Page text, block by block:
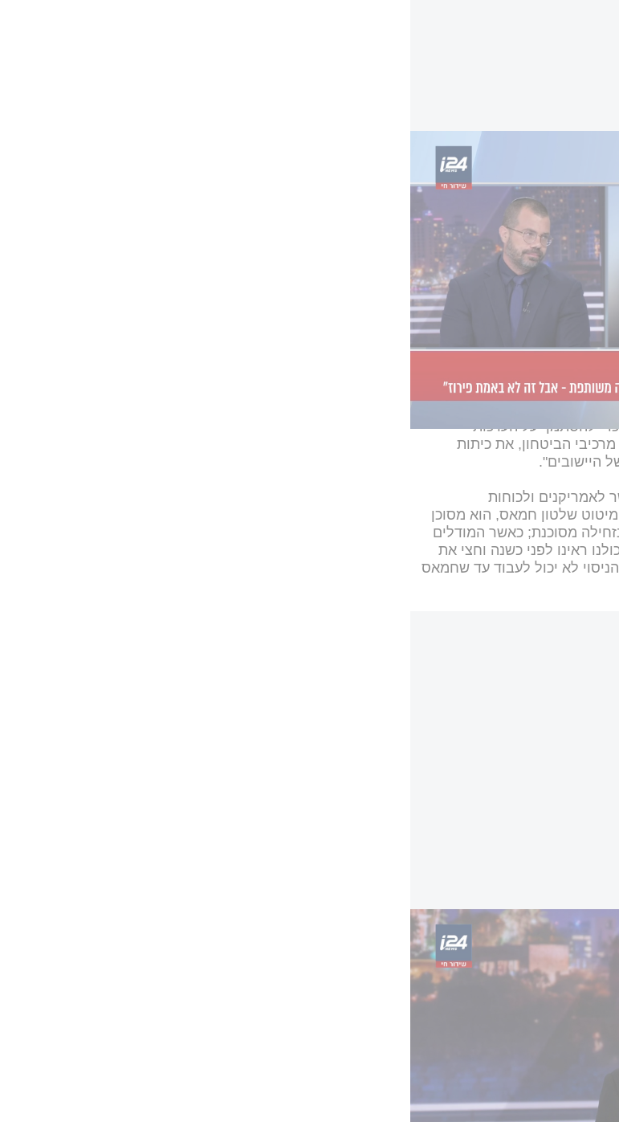
שאלה מקצועית מהותית - כיצד
לחמאס? על סמך איזה מידע
מנגנון? חמאס אינו מורכב רק
מסייעים ומערכים אזרחיים, ולכן
מטעמו הוא מורכב ביותר. כל
לפי שגב, האיום הבא מצד חמאס לא בהכרח ייראה כמו המתקפה הנרחבת שהייתה ב-7
- רחפן בודד, ירי נ"ט או ניסיון
לשגר רחפני נפץ, להוציא
אין כל מקום להפחתת
להסתמך על הערכות
הביטחון, את כיתות
היישובים".
17 להסכם, שמאפשר לאמריקנים ולכוחות
שלטון חמאס, הוא מסוכן
מסוכנת; כאשר המודלים
ראינו לפני כשנה וחצי את
לא יכול לעבוד עד שחמאס
מייצר הברחות, מגייס
שומעים מכל גורמי התכנון
לכוחות הבינלאומיים
יהיה כי ממשלת ישראל תתייחס
לפעול למיטןט שלטון חמאס
הנושא מוכר ונמצא